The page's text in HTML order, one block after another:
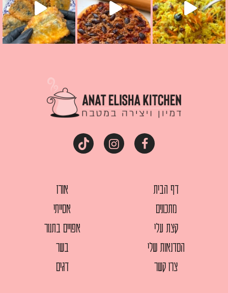
דף הבית
מתכונים
קצת עלי
הסדנאות שלי
צרו קשר
אורז
אסייתי
אפויים בתנור
בשר
דגים